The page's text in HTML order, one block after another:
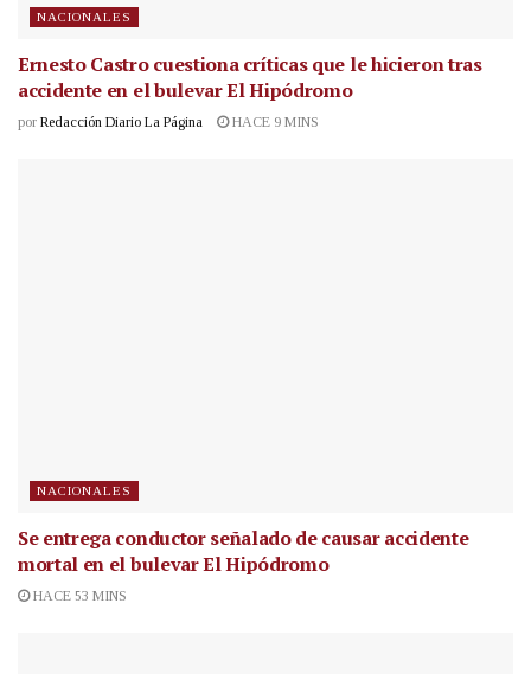
NACIONALES
Ernesto Castro cuestiona críticas que le hicieron tras
accidente en el bulevar El Hipódromo
por Redacción Diario La Página HACE 9 MINS
NACIONALES
Se entrega conductor señalado de causar accidente
mortal en el bulevar El Hipódromo
HACE 53 MINS